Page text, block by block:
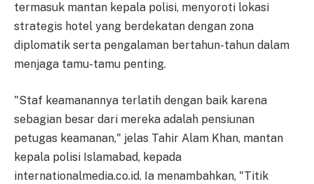
termasuk mantan kepala polisi, menyoroti lokasi
strategis hotel yang berdekatan dengan zona
diplomatik serta pengalaman bertahun-tahun dalam
menjaga tamu-tamu penting.
"Staf keamanannya terlatih dengan baik karena
sebagian besar dari mereka adalah pensiunan
petugas keamanan," jelas Tahir Alam Khan, mantan
kepala polisi Islamabad, kepada
internationalmedia.co.id. Ia menambahkan, "Titik